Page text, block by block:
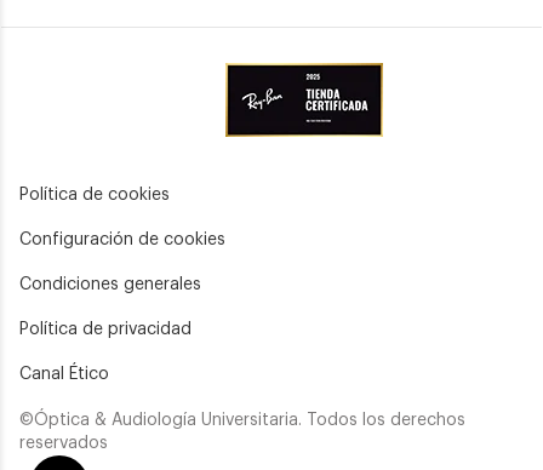
Política de cookies
Configuración de cookies
Condiciones generales
Política de privacidad
Canal Ético
©Óptica & Audiología Universitaria. Todos los derechos
reservados